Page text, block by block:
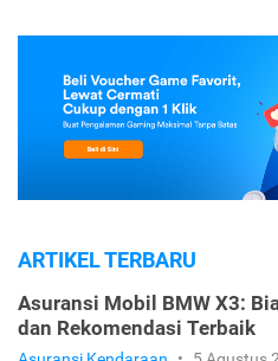
ARTIKEL TERBARU
Asuransi Mobil BMW X3:
dan Rekomendasi Terbaik